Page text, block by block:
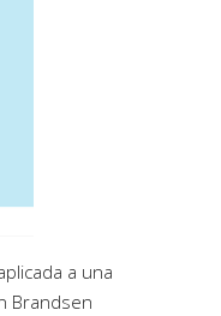
a una
Brandsen